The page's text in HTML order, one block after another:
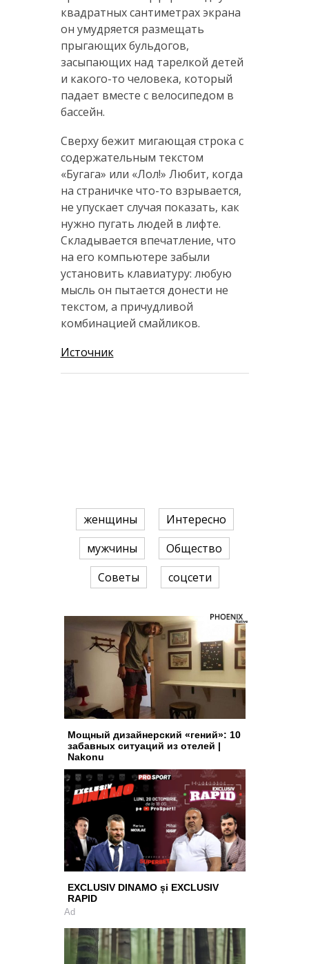
квадратных сантиметрах экрана
он умудряется размещать
прыгающих бульдогов,
засыпающих над тарелкой детей
и какого-то человека, который
падает вместе с велосипедом в
бассейн.
Сверху бежит мигающая строка с
содержательным текстом
«Бугага» или «Лол!» Любит, когда
на страничке что-то взрывается,
не упускает случая показать, как
нужно пугать людей в лифте.
Складывается впечатление, что
на его компьютере забыли
установить клавиатуру: любую
мысль он пытается донести не
текстом, а причудливой
комбинацией смайликов.
Источник
женщины
Интересно
мужчины
Общество
Советы
соцсети
Мощный дизайнерский «гений»: 10
забавных ситуаций из отелей |
Nakonu
EXCLUSIV DINAMO și EXCLUSIV
RAPID
Ad